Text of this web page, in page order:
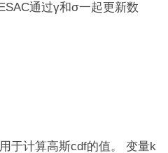
通过γ和σ一起更新数
于计算高斯cdf的值。 变量k